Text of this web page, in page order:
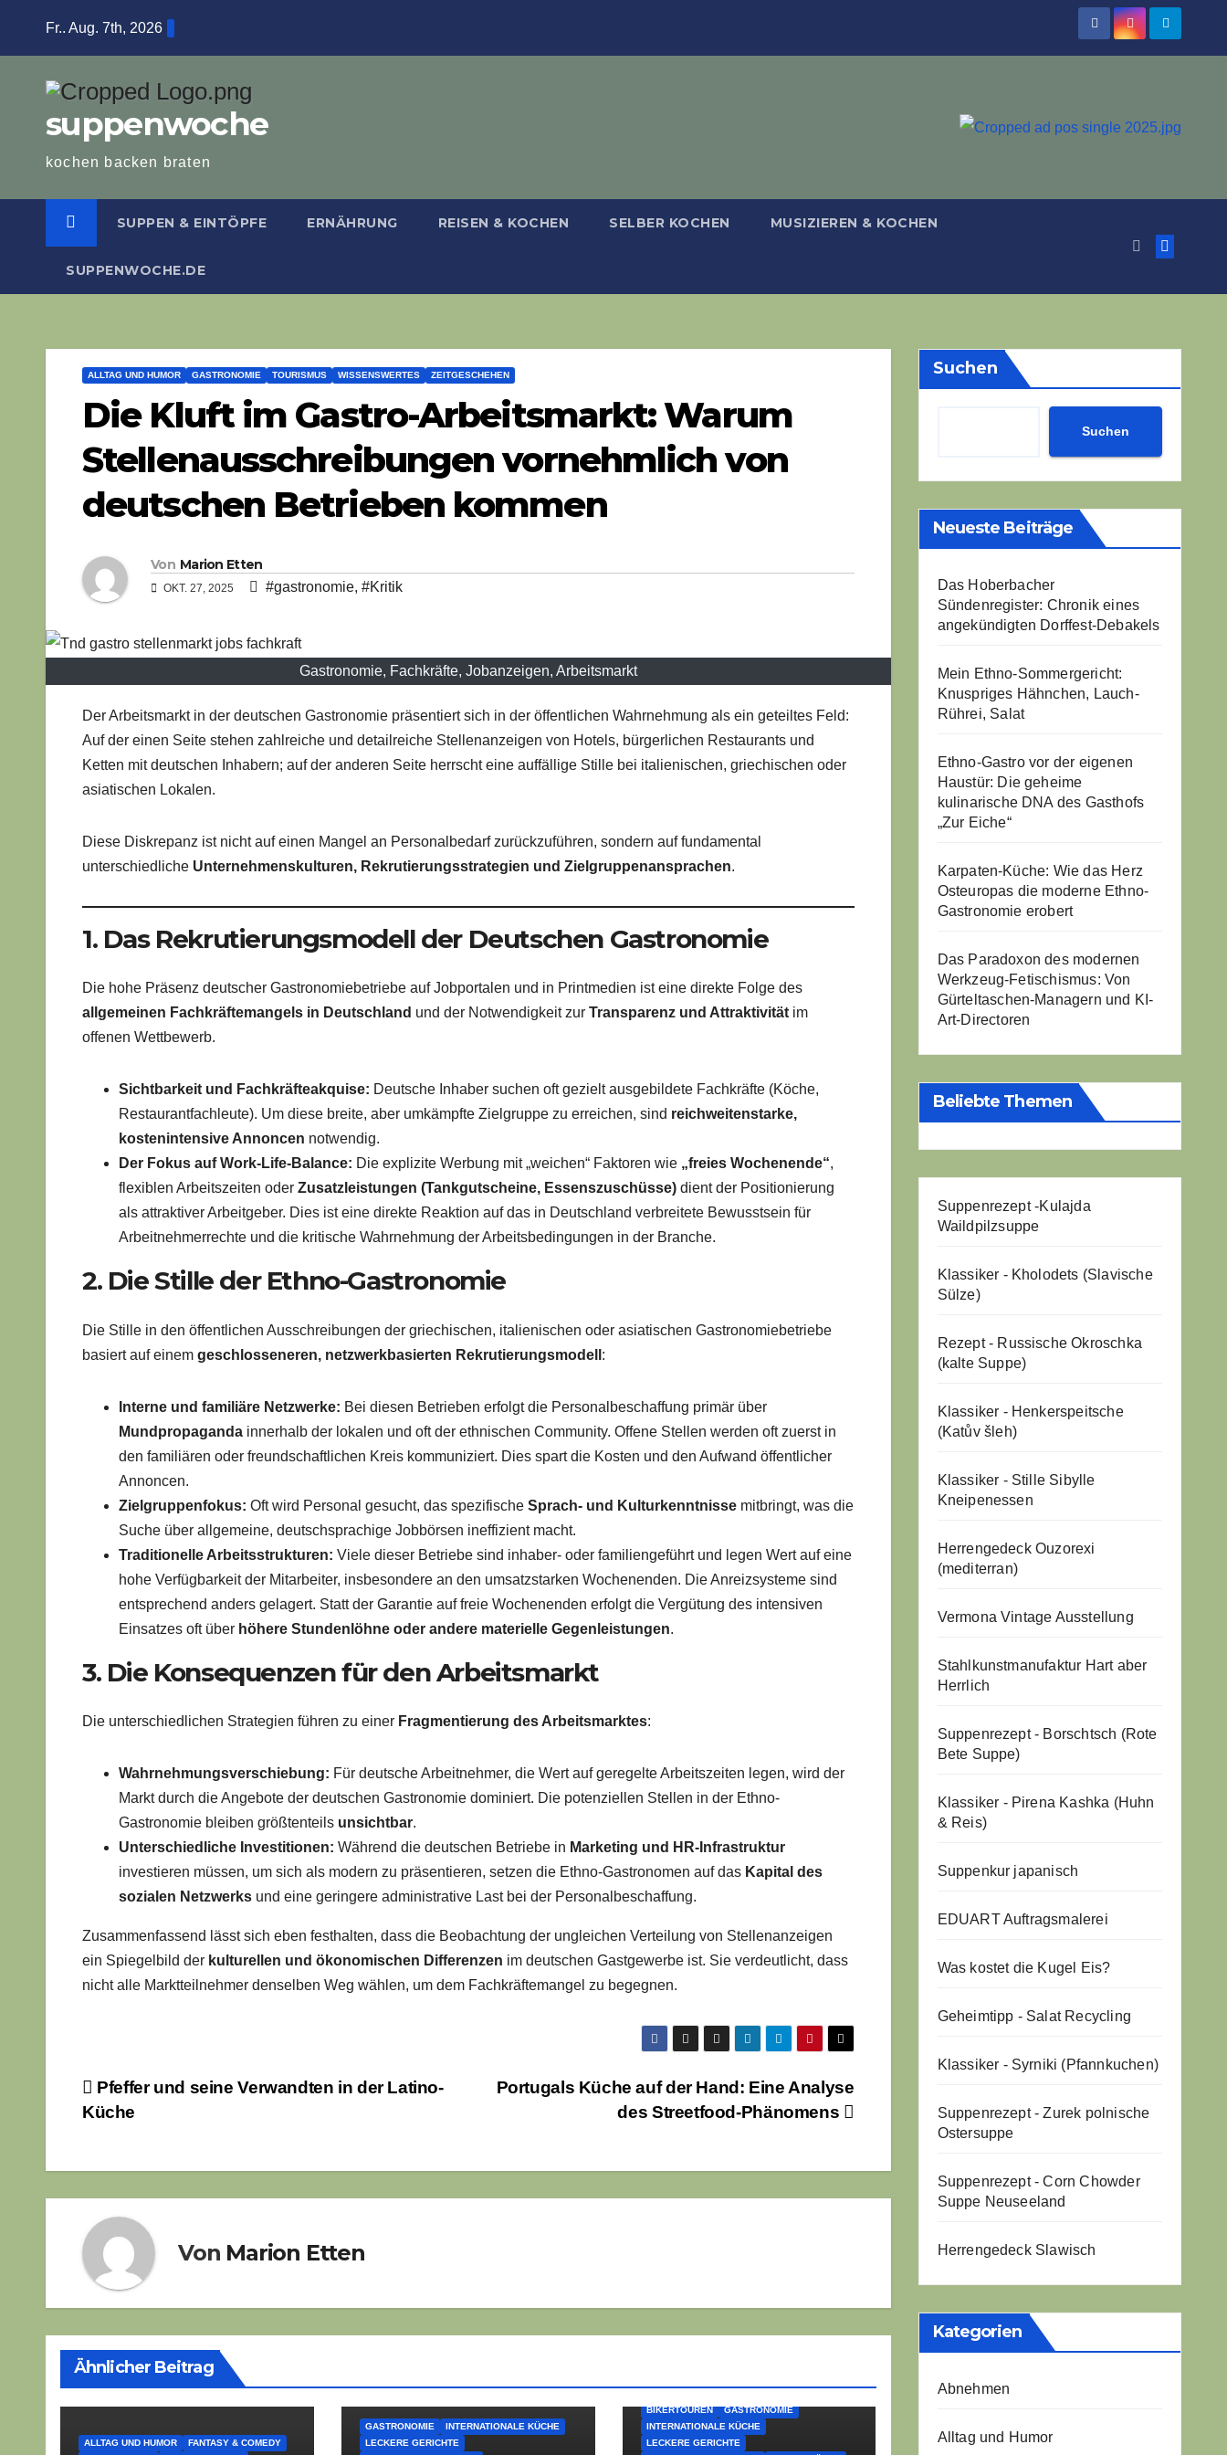
Fr.. Aug. 7th, 2026
suppenwoche
kochen backen braten
SUPPEN & EINTÖPFE ERNÄHRUNG REISEN & KOCHEN SELBER KOCHEN MUSIZIEREN & KOCHEN
SUPPENWOCHE.DE
ALLTAG UND HUMOR GASTRONOMIE TOURISMUS WISSENSWERTES ZEITGESCHEHEN
Die Kluft im Gastro-Arbeitsmarkt: Warum
Stellenausschreibungen vornehmlich von
deutschen Betrieben kommen
Von Marion Etten
OKT. 27, 2025 #gastronomie, #Kritik
Gastronomie, Fachkräfte, Jobanzeigen, Arbeitsmarkt
Der Arbeitsmarkt in der deutschen Gastronomie präsentiert sich in der öffentlichen Wahrnehmung als ein geteiltes Feld:
Auf der einen Seite stehen zahlreiche und detailreiche Stellenanzeigen von Hotels, bürgerlichen Restaurants und
Ketten mit deutschen Inhabern; auf der anderen Seite herrscht eine auffällige Stille bei italienischen, griechischen oder
asiatischen Lokalen.
Diese Diskrepanz ist nicht auf einen Mangel an Personalbedarf zurückzuführen, sondern auf fundamental
unterschiedliche Unternehmenskulturen, Rekrutierungsstrategien und Zielgruppenansprachen.
1. Das Rekrutierungsmodell der Deutschen Gastronomie
Die hohe Präsenz deutscher Gastronomiebetriebe auf Jobportalen und in Printmedien ist eine direkte Folge des
allgemeinen Fachkräftemangels in Deutschland und der Notwendigkeit zur Transparenz und Attraktivität im
offenen Wettbewerb.
Sichtbarkeit und Fachkräfteakquise: Deutsche Inhaber suchen oft gezielt ausgebildete Fachkräfte (Köche,
Restaurantfachleute). Um diese breite, aber umkämpfte Zielgruppe zu erreichen, sind reichweitenstarke,
kostenintensive Annoncen notwendig.
Der Fokus auf Work-Life-Balance: Die explizite Werbung mit „weichen“ Faktoren wie „freies Wochenende“,
flexiblen Arbeitszeiten oder Zusatzleistungen (Tankgutscheine, Essenszuschüsse) dient der Positionierung
als attraktiver Arbeitgeber. Dies ist eine direkte Reaktion auf das in Deutschland verbreitete Bewusstsein für
Arbeitnehmerrechte und die kritische Wahrnehmung der Arbeitsbedingungen in der Branche.
2. Die Stille der Ethno-Gastronomie
Die Stille in den öffentlichen Ausschreibungen der griechischen, italienischen oder asiatischen Gastronomiebetriebe
basiert auf einem geschlosseneren, netzwerkbasierten Rekrutierungsmodell :
Interne und familiäre Netzwerke: Bei diesen Betrieben erfolgt die Personalbeschaffung primär über
Mundpropaganda innerhalb der lokalen und oft der ethnischen Community. Offene Stellen werden oft zuerst in
den familiären oder freundschaftlichen Kreis kommuniziert. Dies spart die Kosten und den Aufwand öffentlicher
Annoncen.
Zielgruppenfokus: Oft wird Personal gesucht, das spezifische Sprach- und Kulturkenntnisse mitbringt, was die
Suche über allgemeine, deutschsprachige Jobbörsen ineffizient macht.
Traditionelle Arbeitsstrukturen: Viele dieser Betriebe sind inhaber- oder familiengeführt und legen Wert auf eine
hohe Verfügbarkeit der Mitarbeiter, insbesondere an den umsatzstarken Wochenenden. Die Anreizsysteme sind
entsprechend anders gelagert. Statt der Garantie auf freie Wochenenden erfolgt die Vergütung des intensiven
Einsatzes oft über höhere Stundenlöhne oder andere materielle Gegenleistungen.
3. Die Konsequenzen für den Arbeitsmarkt
Die unterschiedlichen Strategien führen zu einer Fragmentierung des Arbeitsmarktes:
Wahrnehmungsverschiebung: Für deutsche Arbeitnehmer, die Wert auf geregelte Arbeitszeiten legen, wird der
Markt durch die Angebote der deutschen Gastronomie dominiert. Die potenziellen Stellen in der Ethno-
Gastronomie bleiben größtenteils unsichtbar.
Unterschiedliche Investitionen: Während die deutschen Betriebe in Marketing und HR-Infrastruktur
investieren müssen, um sich als modern zu präsentieren, setzen die Ethno-Gastronomen auf das Kapital des
sozialen Netzwerks und eine geringere administrative Last bei der Personalbeschaffung.
Zusammenfassend lässt sich eben festhalten, dass die Beobachtung der ungleichen Verteilung von Stellenanzeigen
ein Spiegelbild der kulturellen und ökonomischen Differenzen im deutschen Gastgewerbe ist. Sie verdeutlicht, dass
nicht alle Marktteilnehmer denselben Weg wählen, um dem Fachkräftemangel zu begegnen.
Beitragsnavigation
Portugals Küche auf der Hand: Eine Analyse
des Streetfood-Phänomens
Pfeffer und seine Verwandten in der Latino-
Küche
Von Marion Etten
Ähnlicher Beitrag
ALLTAG UND HUMOR
FANTASY & COMEDY
GASTRONOMIE
INTERNATIONALE KÜCHE
LECKERE GERICHTE
BIKERTOUREN
GASTRONOMIE
INTERNATIONALE KÜCHE
LECKERE GERICHTE
Suchen
Suchen
Neueste Beiträge
Das Hoberbacher
Sündenregister: Chronik eines
angekündigten Dorffest-Debakels
Mein Ethno-Sommergericht:
Knuspriges Hähnchen, Lauch-
Rührei, Salat
Ethno-Gastro vor der eigenen
Haustür: Die geheime
kulinarische DNA des Gasthofs
„Zur Eiche“
Karpaten-Küche: Wie das Herz
Osteuropas die moderne Ethno-
Gastronomie erobert
Das Paradoxon des modernen
Werkzeug-Fetischismus: Von
Gürteltaschen-Managern und KI-
Art-Directoren
Beliebte Themen
Suppenrezept -Kulajda
Waildpilzsuppe
Klassiker - Kholodets (Slavische
Sülze)
Rezept - Russische Okroschka
(kalte Suppe)
Klassiker - Henkerspeitsche
(Katův šleh)
Klassiker - Stille Sibylle
Kneipenessen
Herrengedeck Ouzorexi
(mediterran)
Vermona Vintage Ausstellung
Stahlkunstmanufaktur Hart aber
Herrlich
Suppenrezept - Borschtsch (Rote
Bete Suppe)
Klassiker - Pirena Kashka (Huhn
& Reis)
Suppenkur japanisch
EDUART Auftragsmalerei
Was kostet die Kugel Eis?
Geheimtipp - Salat Recycling
Klassiker - Syrniki (Pfannkuchen)
Suppenrezept - Zurek polnische
Ostersuppe
Suppenrezept - Corn Chowder
Suppe Neuseeland
Herrengedeck Slawisch
Kategorien
Abnehmen
Alltag und Humor